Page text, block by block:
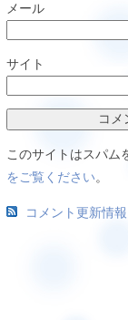
メール
サイト
このサイトはスパム
をご覧ください。
コメント更新情報